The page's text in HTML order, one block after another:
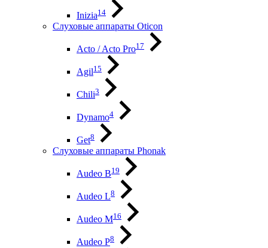
Inizia14
Слуховые аппараты Oticon
Acto / Acto Pro17
Agil15
Chili3
Dynamo4
Get8
Слуховые аппараты Phonak
Audeo B19
Audeo L8
Audeo М16
Audeo P8